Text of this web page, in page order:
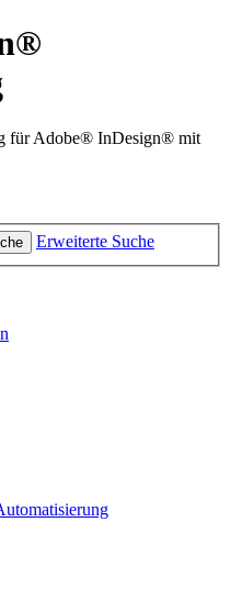
für Adobe® InDesign® mit
Erweiterte Suche